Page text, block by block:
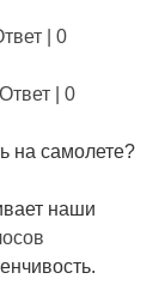
|0
Ответ |0
на самолете?
наши